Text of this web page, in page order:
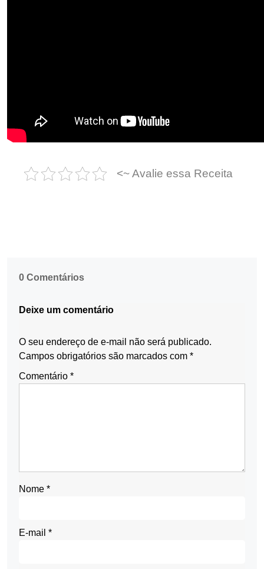
<~ Avalie essa Receita
0 Comentários
Deixe um comentário
O seu endereço de e-mail não será publicado.
Campos obrigatórios são marcados com *
Comentário *
Nome *
E-mail *